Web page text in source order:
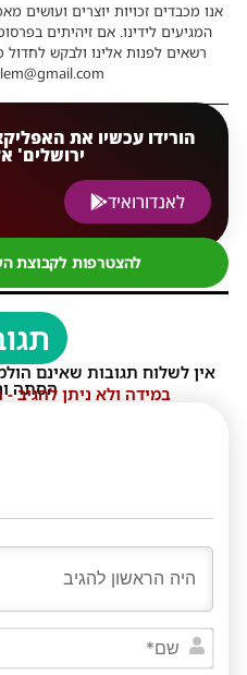
אנו מכבדים זכויות יוצרים ועושים
המגיעים לידינו. אם זיהיתים
רשאים לפנות אלינו ולבקש
הורידו עכשיו את
ירושלים'
לאנדורואיד
להצטרפות לקבוצת
אין לשלוח תגובות שאינם
הסתה
במידה ולא ניתן להגיב